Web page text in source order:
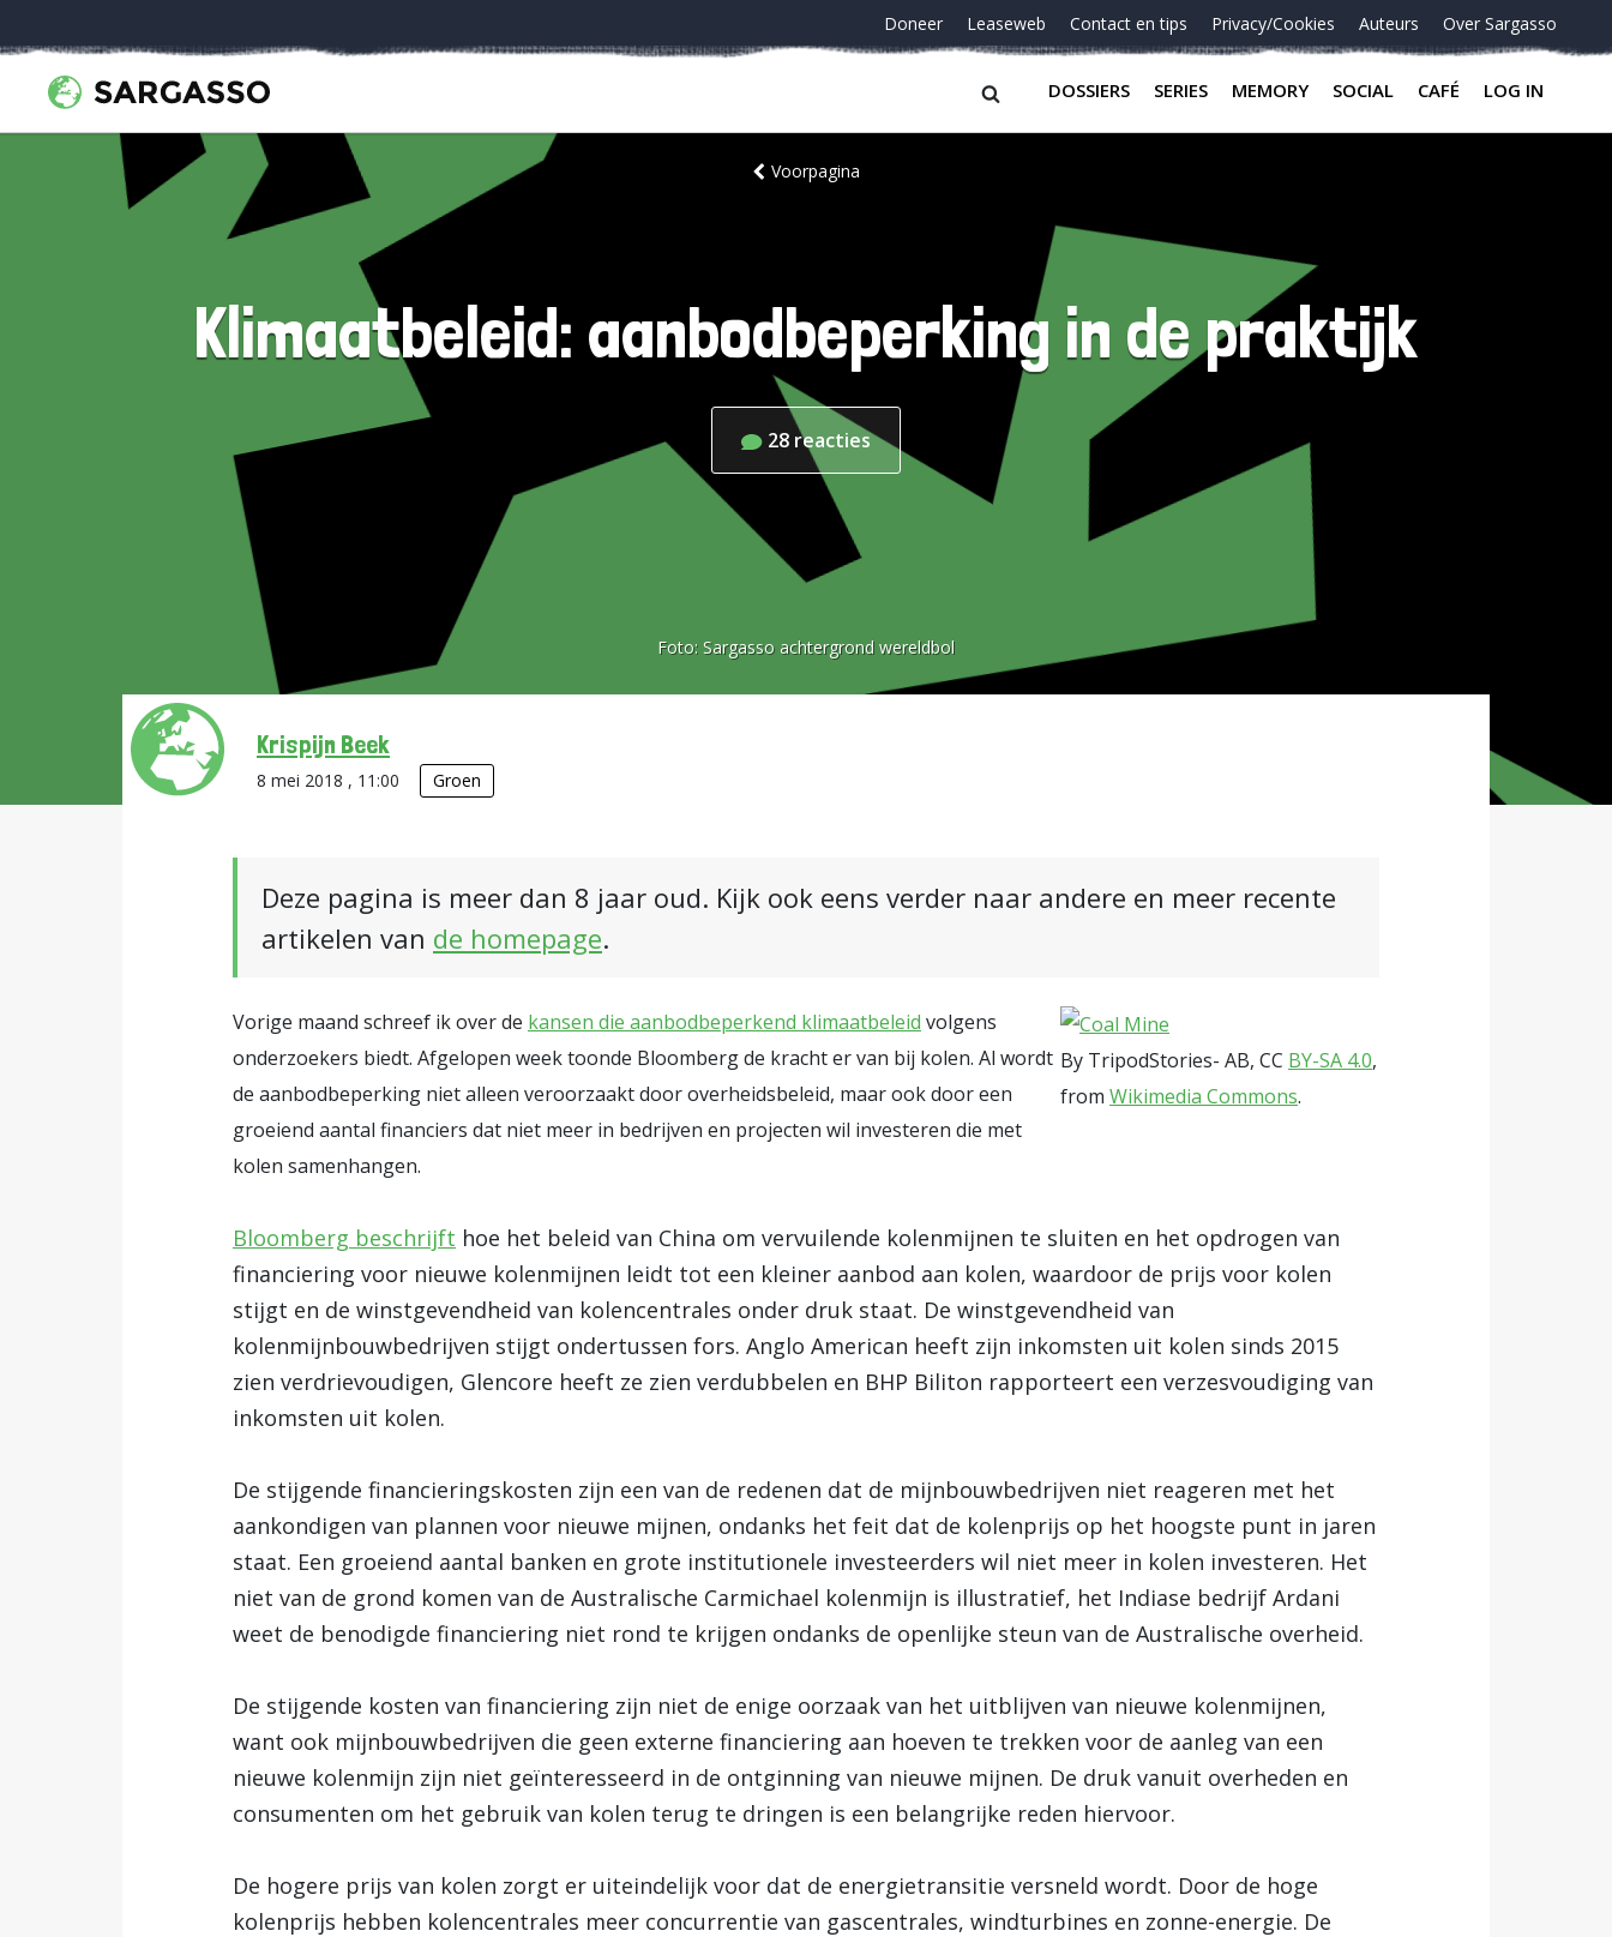
Doneer Leaseweb Contact en tips Privacy/Cookies Auteurs Over Sargasso
DOSSIERS SERIES MEMORY SOCIAL CAFÉ LOG IN
Voorpagina
Klimaatbeleid: aanbodbeperking in de praktijk
28 reacties
Foto: Sargasso achtergrond wereldbol
Krispijn Beek
8 mei 2018 , 11:00 Groen
Deze pagina is meer dan 8 jaar oud. Kijk ook eens verder naar andere en meer recente
artikelen van de homepage.
By TripodStories- AB, CC BY-SA 4.0,
from Wikimedia Commons.
Vorige maand schreef ik over de kansen die aanbodbeperkend klimaatbeleid volgens
onderzoekers biedt. Afgelopen week toonde Bloomberg de kracht er van bij kolen. Al wordt
de aanbodbeperking niet alleen veroorzaakt door overheidsbeleid, maar ook door een
groeiend aantal financiers dat niet meer in bedrijven en projecten wil investeren die met
kolen samenhangen.
Bloomberg beschrijft hoe het beleid van China om vervuilende kolenmijnen te sluiten en het opdrogen van
financiering voor nieuwe kolenmijnen leidt tot een kleiner aanbod aan kolen, waardoor de prijs voor kolen
stijgt en de winstgevendheid van kolencentrales onder druk staat. De winstgevendheid van
kolenmijnbouwbedrijven stijgt ondertussen fors. Anglo American heeft zijn inkomsten uit kolen sinds 2015
zien verdrievoudigen, Glencore heeft ze zien verdubbelen en BHP Biliton rapporteert een verzesvoudiging van
inkomsten uit kolen.
De stijgende financieringskosten zijn een van de redenen dat de mijnbouwbedrijven niet reageren met het
aankondigen van plannen voor nieuwe mijnen, ondanks het feit dat de kolenprijs op het hoogste punt in jaren
staat. Een groeiend aantal banken en grote institutionele investeerders wil niet meer in kolen investeren. Het
niet van de grond komen van de Australische Carmichael kolenmijn is illustratief, het Indiase bedrijf Ardani
weet de benodigde financiering niet rond te krijgen ondanks de openlijke steun van de Australische overheid.
De stijgende kosten van financiering zijn niet de enige oorzaak van het uitblijven van nieuwe kolenmijnen,
want ook mijnbouwbedrijven die geen externe financiering aan hoeven te trekken voor de aanleg van een
nieuwe kolenmijn zijn niet geïnteresseerd in de ontginning van nieuwe mijnen. De druk vanuit overheden en
consumenten om het gebruik van kolen terug te dringen is een belangrijke reden hiervoor.
De hogere prijs van kolen zorgt er uiteindelijk voor dat de energietransitie versneld wordt. Door de hoge
kolenprijs hebben kolencentrales meer concurrentie van gascentrales, windturbines en zonne-energie. De